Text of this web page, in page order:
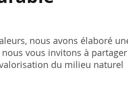
nous avons élaboré
vous invitons à
du milieu naturel